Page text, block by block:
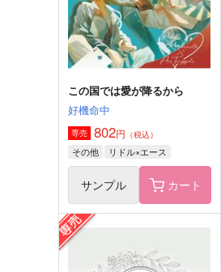
グロリアスターWEB再録集
2019-2025
glorious star
4,400円（税込）
石神千空×あさぎりゲン
サンプル
山姥切国広
山伏国広
サンプル カート
この国では愛が降るから
好機命中
専売 802円 （税込）
その他 リドル×エース
サンプル カート